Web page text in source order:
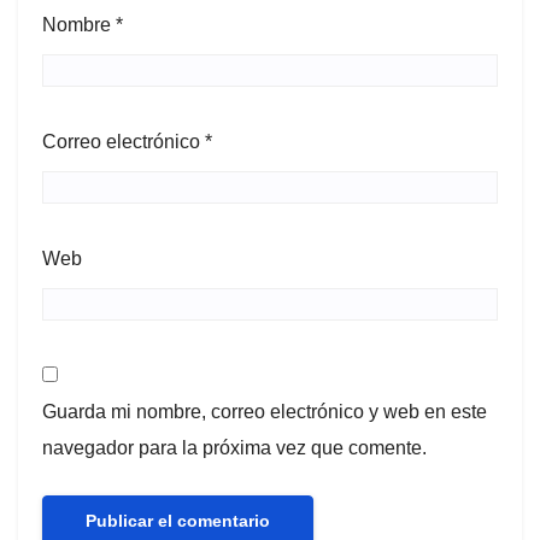
Nombre *
Correo electrónico *
Web
Guarda mi nombre, correo electrónico y web en este
navegador para la próxima vez que comente.